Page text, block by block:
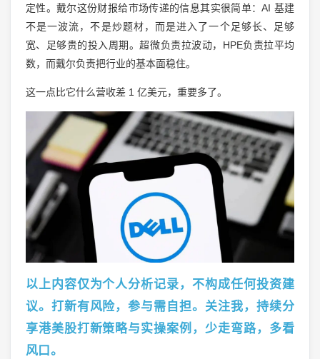
定性。戴尔这份财报给市场传递的信息其实很简单：AI 基建
不是一波流，不是炒题材，而是进入了一个足够长、足够
宽、足够贵的投入周期。超微负责拉波动，HPE负责拉平均
数，而戴尔负责把行业的基本面稳住。
这一点比它什么营收差 1 亿美元，重要多了。
以上内容仅为个人分析记录，不构成任何投资建
议。打新有风险，参与需自担。关注我，持续分
享港美股打新策略与实操案例，少走弯路，多看
风口。